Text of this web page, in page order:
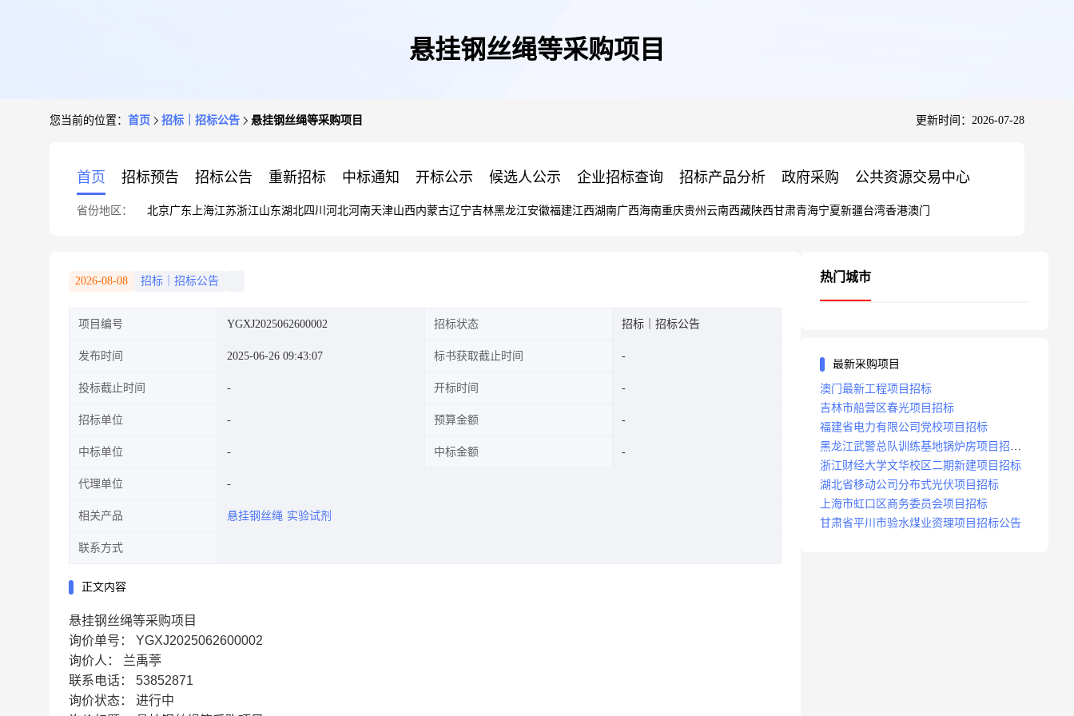
悬挂钢丝绳等采购项目
您当前的位置： 首页 招标｜招标公告 悬挂钢丝绳等采购项目 更新时间：2026-07-28
首页 招标预告 招标公告 重新招标 中标通知 开标公示 候选人公示 企业招标查询 招标产品分析 政府采购 公共资源交易中心
省份地区： 北京广东 上海江苏浙江山东湖北四川 河北河南天津山西内蒙古辽宁吉林黑龙江安徽福建江西湖南广西海南重庆贵州 云南西藏陕西甘肃青海宁夏新疆台湾香港澳门
2026-08-08 招标｜招标公告
项目编号 YGXJ2025062600002 招标状态 招标｜招标公告
发布时间 2025-06-26 09:43:07 标书获取截止时间
投标截止时间 开标时间
招标单位 预算金额
中标单位 中标金额
代理单位
相关产品 悬挂钢丝绳 实验试剂
联系方式
正文内容
悬挂钢丝绳等采购项目
询价单号：
YGXJ2025062600002
询价人：
兰禹葶
联系电话：
53852871
询价状态：
进行中
热门城市
最新采购项目
澳门最新工程项目招标
吉林市船营区春光项目招标
福建省电力有限公司党校项目招标
黑龙江武警总队训练基地锅炉房项目招标
公示
浙江财经大学文华校区二期新建项目招标
湖北省移动公司分布式光伏项目招标
上海市虹口区商务委员会项目招标
甘肃省平川市验水煤业资理项目招标公告